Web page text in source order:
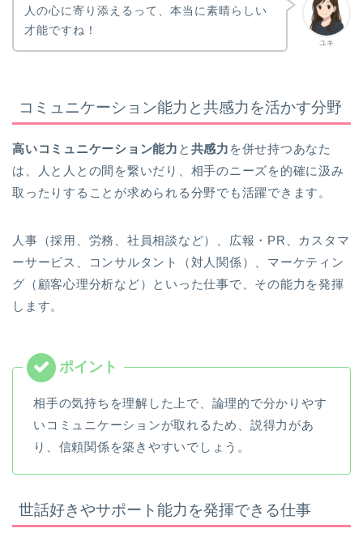
ユキ
人の心に寄り添えるって、本当に素晴らしい
才能ですね！
コミュニケーション能力と共感力を活かす分野
高いコミュニケーション能力 と 共感力 を併せ持つあなた
は、人と人との間を繋いだり、相手のニーズを的確に汲み
取ったりすることが求められる分野でも活躍できます。
人事（採用、労務、社員相談など）、広報・PR、カスタマ
ーサービス、コンサルタント（対人関係）、マーケティン
グ（顧客心理分析など）といった仕事で、その能力を発揮
します。
相手の気持ちを理解した上で、論理的で分かりやす
いコミュニケーションが取れるため、説得力があ
り、信頼関係を築きやすいでしょう。
世話好きやサポート能力を発揮できる仕事